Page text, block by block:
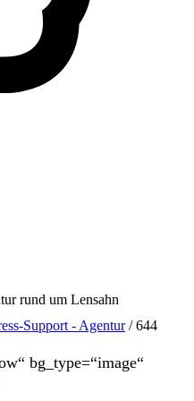
rund um Lensahn
Support - Agentur / 644
bg_type=“image“